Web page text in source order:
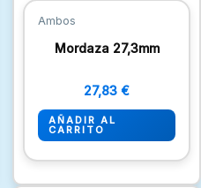
Ambos
Mordaza 27,3mm
27,83 €
AÑADIR AL
CARRITO